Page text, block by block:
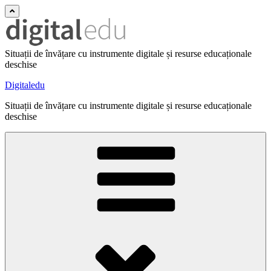
Situații de învățare cu instrumente digitale și resurse educaționale
deschise
Digitaledu
Situații de învățare cu instrumente digitale și resurse educaționale
deschise